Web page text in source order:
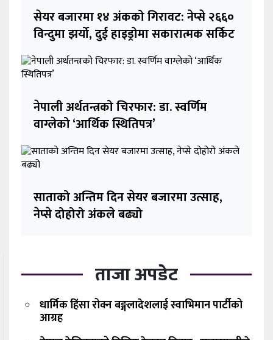
सेयर बजारमा १४ अंकको गिरावट: नेप्से २६६०
विन्दुमा झर्यो, दुई हाइड्रोमा सकारात्मक सर्किट
नेपाली अर्थतन्त्रको चिरफार: डा. स्वर्णिम
वाग्लेको ‘आर्थिक स्थितिपत्र’
साताको अन्तिम दिन सेयर बजारमा उत्साह,
नेप्से दोहोरो अंकले बढ्यो
ताजा अपडेट
धार्मिक हिंसा रोक्न बङ्गलादेशलाई स्वाभिमान पार्टीको
आग्रह